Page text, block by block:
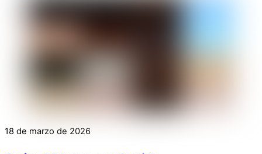
18 de marzo de 2026